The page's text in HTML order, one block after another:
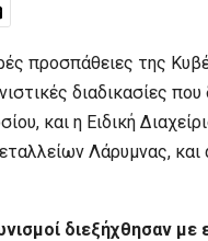
προσπάθειες της
διαδικασίες
και η Ειδική
Λάρυμνας,
διεξήχθησαν με